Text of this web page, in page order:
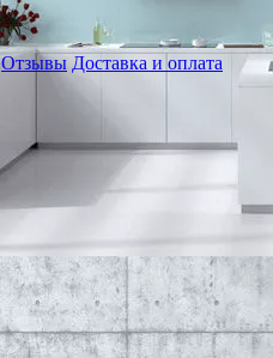
Отзывы Доставка и оплата